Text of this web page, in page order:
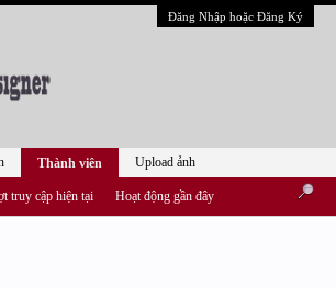
Đăng Nhập hoặc Đăng Ký
Thành viên
truy cập hiện tại Hoạt động gần đây
Upload ảnh